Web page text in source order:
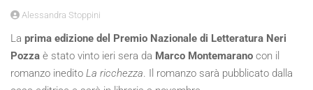
Alessandra Stoppini
La prima edizione del Premio Nazionale di Letteratura Neri
Pozza è stato vinto ieri sera da Marco Montemarano con il
romanzo inedito La ricchezza. Il romanzo sarà pubblicato dalla